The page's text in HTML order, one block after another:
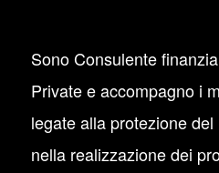
Sono Consulente
Private e accompagno i
legate alla protezione
nella realizzazione dei